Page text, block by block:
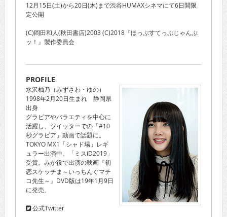
12月15日(土)から20日(木)まで渋谷HUMAXシネマにて6日間限
定公開
(C)岡田和人(秋田書店)2003 (C)2018『ほっぷすてっぷじゃんぷ
ッ！』製作委員会
PROFILE
水沢柚乃（みずさわ・ゆの）
1998年2月20日生まれ 静岡県
出身
グラビアやバラエティを中心に
活躍し、ツイッターでの「#10
秒グラビア」動画で話題に。
TOKYO MX1「シャド場」レギ
ュラー出演中。「ミスiD2019」
受賞。みか役で出演の映画『初
恋スケッチま～いっちんぐマチ
コ先生～』DVD版は19年1月9日
に発売。
公式Twitter